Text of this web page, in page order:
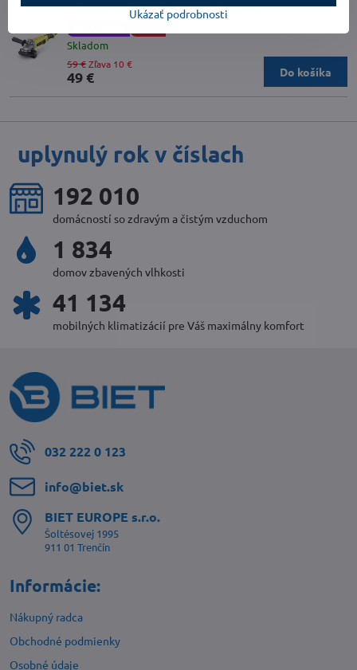
Uhlová brúska TROTEC PAGS 11-125
Skladom
49 €
59 €Zľava 10 €
Do košíka
uplynulý rok v číslach
220 073
domácností so zdravým a čistým vzduchom
2 100
domov zbavených vlhkosti
47 100
mobilných klimatizácií pre Váš maximálny komfort
032 222 0 123
info​@biet​.sk
BIET EUROPE s​.r​.o​.
Šoltésovej 1995
911 01 Trenčín
Informácie:
Nákupný radca
Obchodné podmienky
Osobné údaje
Ukázať podrobnosti